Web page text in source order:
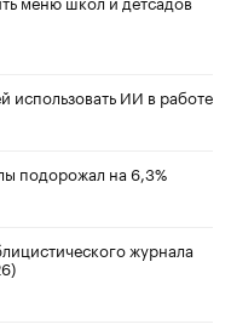
использовать ИИ в работе
подорожал на 6,3%
журнала